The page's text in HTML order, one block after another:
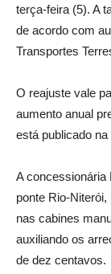
terça-feira (5). A
de acordo com
Transportes
O reajuste vale
aumento anual
está publicado
A concessionária
ponte Rio-
nas cabines
auxiliando os
de dez centavos.